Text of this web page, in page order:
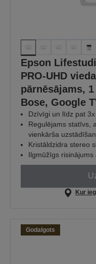
Epson
PRO-UHD
pārnēsājams,
Bose, Google
Dzīvīgi un līdz pat
Regulējams statīvs,
vienkārša
Kristāldzidra stereo
Ilgmūžīgs
Kur
Godalgots